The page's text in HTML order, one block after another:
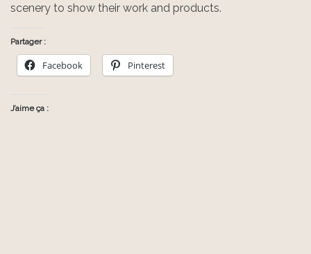
scenery to show their work and products.
Partager :
Facebook Pinterest
J’aime ça :